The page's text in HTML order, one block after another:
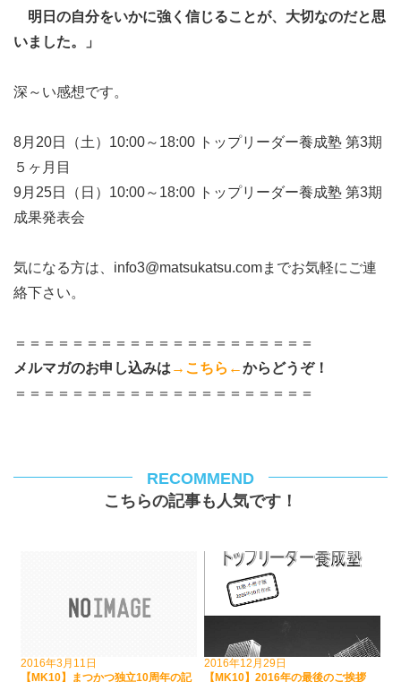
明日の自分をいかに強く信じることが、大切なのだと思
いました。」
深～い感想です。
8月20日（土）10:00～18:00 トップリーダー養成塾 第3期
５ヶ月目
9月25日（日）10:00～18:00 トップリーダー養成塾 第3期
成果発表会
気になる方は、info3@matsukatsu.comまでお気軽にご連
絡下さい。
＝＝＝＝＝＝＝＝＝＝＝＝＝＝＝＝＝＝＝＝＝
メルマガのお申し込みは →こちら←からどうぞ！
＝＝＝＝＝＝＝＝＝＝＝＝＝＝＝＝＝＝＝＝＝
RECOMMEND
こちらの記事も人気です！
2016年3月11日
【MK10】まつかつ独立10周年の記
2016年12月29日
【MK10】2016年の最後のご挨拶